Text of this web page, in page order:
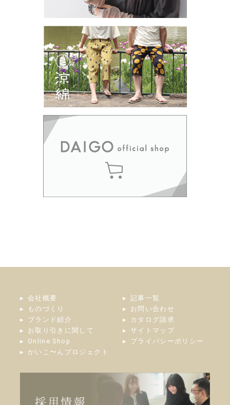
会社概要
ものづくり
ブランド紹介
お取り引きに関して
Online Shop
かいこ〜んプロジェクト
記事一覧
お問い合わせ
カタログ請求
サイトマップ
プライバシーポリシー